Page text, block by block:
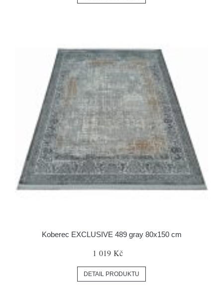
Koberec EXCLUSIVE 489 gray 80x150 cm
1 019 Kč
DETAIL PRODUKTU